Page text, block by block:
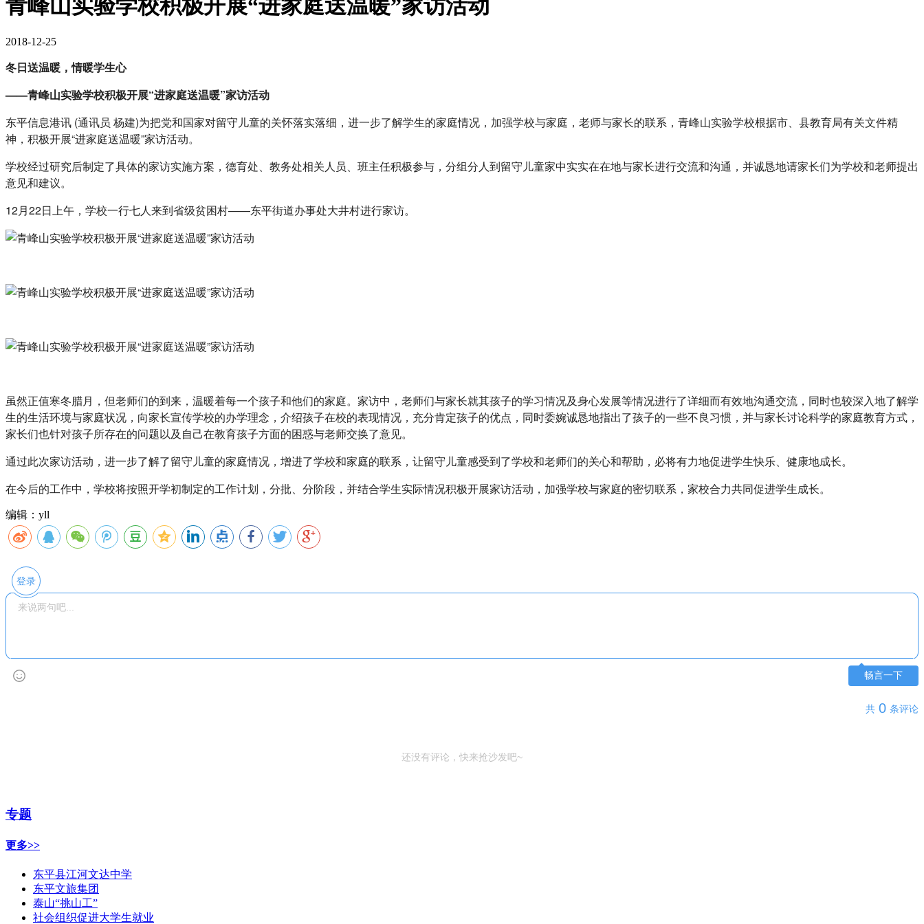
青峰山实验学校积极开展“进家庭送温暖”家访活动
2018-12-25
冬日送温暖，情暖学生心
——青峰山实验学校积极开展“进家庭送温暖”家访活动
东平信息港讯 (通讯员 杨建)为把党和国家对留守儿童的关怀落实落细，进一步了解学生的家庭情况，加强学校与家庭，老师与家长的联系，青峰山实验学校根据市、县教育局有关文件精
神，积极开展“进家庭送温暖”家访活动。
学校经过研究后制定了具体的家访实施方案，德育处、教务处相关人员、班主任积极参与，分组分人到留守儿童家中实实在在地与家长进行交流和沟通，并诚恳地请家长们为学校和老师提出
意见和建议。
12月22日上午，学校一行七人来到省级贫困村——东平街道办事处大井村进行家访。
虽然正值寒冬腊月，但老师们的到来，温暖着每一个孩子和他们的家庭。家访中，老师们与家长就其孩子的学习情况及身心发展等情况进行了详细而有效地沟通交流，同时也较深入地了解学
生的生活环境与家庭状况，向家长宣传学校的办学理念，介绍孩子在校的表现情况，充分肯定孩子的优点，同时委婉诚恳地指出了孩子的一些不良习惯，并与家长讨论科学的家庭教育方式，
家长们也针对孩子所存在的问题以及自己在教育孩子方面的困惑与老师交换了意见。
通过此次家访活动，进一步了解了留守儿童的家庭情况，增进了学校和家庭的联系，让留守儿童感受到了学校和老师们的关心和帮助，必将有力地促进学生快乐、健康地成长。
在今后的工作中，学校将按照开学初制定的工作计划，分批、分阶段，并结合学生实际情况积极开展家访活动，加强学校与家庭的密切联系，家校合力共同促进学生成长。
编辑：yll
登录
畅言一下
共 0 条评论
还没有评论，快来抢沙发吧~
专题
更多>>
东平县江河文达中学
东平文旅集团
泰山“挑山工”
社会组织促进大学生就业